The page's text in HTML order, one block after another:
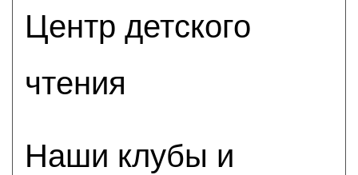
Центр детского
чтения
Наши клубы и